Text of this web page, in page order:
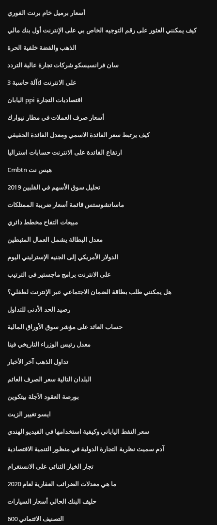
أسعار برميل خام برنت الفوري
كيف يمكنني العثور على رقم التوجيه الخاص بي على الإنترنت أول بنك مالي
الذهب والفضة خلفية الحرة
سان فرانسيسكو شركات تجارة عالية التردد
آلة حاسبة 3d على الانترنت
اليابان ppi اقتصاديات التجارة
أسعار صرف العملات في مطار نيوارك
كيف يرتبط سعر الفائدة الاسمي ومعدل الفائدة الحقيقي
ارتفاع الفائدة على الانترنت حسابات استراليا
Cmbtn هيس نت
تحليل سوق الأسهم في الفلبين 2019
ماساتشوستس قائمة أسعار ضريبة الممتلكات
مبيعات التفاح مخطط دائري
معدل البطالة يشمل العمال المثبطين
الدولار الأمريكي إلى الجنيه الإسترليني اليوم
على الانترنت برامج ماجستير في الترتيب
هل يمكنني طلب بطاقة الضمان الاجتماعي عبر الإنترنت لطفلي؟
رصيد الحد الأدنى للتداول
حساب العائد على مؤشر سوق الأوراق المالية
معدل رئيس الوزراء التاريخي فينا
تداول الذهب آخر الأخبار
البلدان التالية سعر الصرف العائم
بورصة العقود الآجلة بيتكوين
ايسو تغيير الزيت
سعر النفط الياباني وكيفية استخدامها في الفيديو الهندي
آدم سميث نظرية التجارة الدولية في منظور التنمية الاقتصادية
تجار الخيار الثنائي على الانستغرام
ما هي معدلات الضرائب العقارية لعام 2020
حليف البنك الحالي أسعار السيارات
التصنيف الائتماني 600